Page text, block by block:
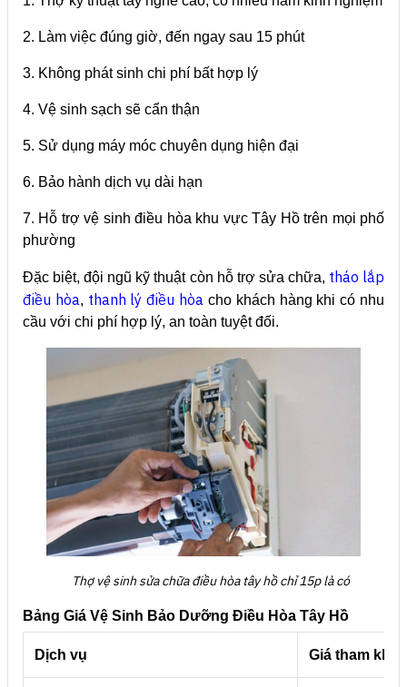
2. Làm việc đúng giờ, đến ngay sau 15 phút
3. Không phát sinh chi phí bất hợp lý
4. Vệ sinh sạch sẽ cẩn thận
5. Sử dụng máy móc chuyên dụng hiện đại
6. Bảo hành dịch vụ dài hạn
7. Hỗ trợ vệ sinh điều hòa khu vực Tây Hồ trên mọi phố
phường
Đặc biệt, đội ngũ kỹ thuật còn hỗ trợ sửa chữa, tháo lắp
điều hòa, thanh lý điều hòa cho khách hàng khi có nhu
cầu với chi phí hợp lý, an toàn tuyệt đối.
Thợ vệ sinh sửa chữa điều hòa tây hồ chỉ 15p là có
Bảng Giá Vệ Sinh Bảo Dưỡng Điều Hòa Tây Hồ
Dịch vụ Giá tham khảo